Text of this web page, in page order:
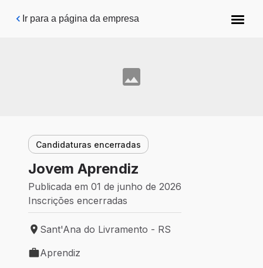
Pular para o conteúdo principal
Ir para a página da empresa
Candidaturas encerradas
Jovem Aprendiz
Publicada em 01 de junho de 2026
Inscrições encerradas
Local de trabalho: Sant'Ana do Livramento - RS
Sant'Ana do Livramento - RS
Tipo de vaga: Aprendiz
Aprendiz